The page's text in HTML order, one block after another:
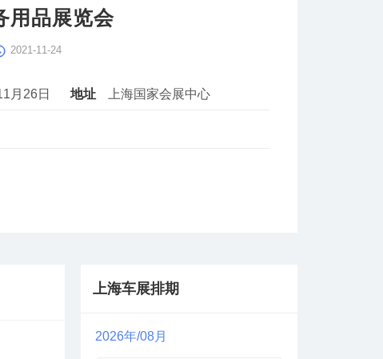
用品展览会
2021-11-24
月26日 地址 上海国家会展中心
上海车展排期
2026年/08月